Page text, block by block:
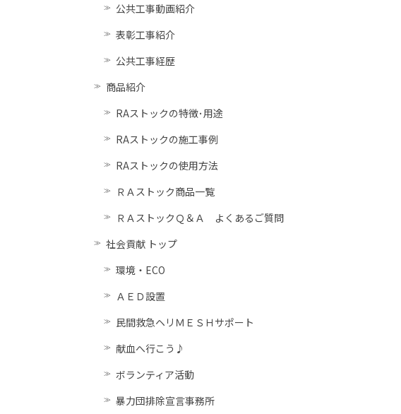
公共工事動画紹介
表彰工事紹介
公共工事経歴
商品紹介
RAストックの特徴･用途
RAストックの施工事例
RAストックの使用方法
ＲＡストック商品一覧
ＲＡストックＱ＆Ａ よくあるご質問
社会貢献 トップ
環境・ECO
ＡＥＤ設置
民間救急ヘリＭＥＳＨサポート
献血へ行こう♪
ボランティア活動
暴力団排除宣言事務所